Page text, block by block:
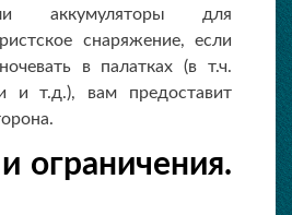
аккумуляторы для
снаряжение, если
в палатках (в т.ч.
и т.д.), вам предоставит
ограничения.